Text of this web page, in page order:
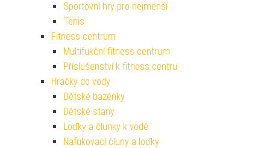
Sportovní hry pro nejmenší
Tenis
Fitness centrum
Multifukční fitness centrum
Příslušenství k fitness centru
Hračky do vody
Dětské bazénky
Dětské stany
Loďky a člunky k vodě
Nafukovací čluny a loďky